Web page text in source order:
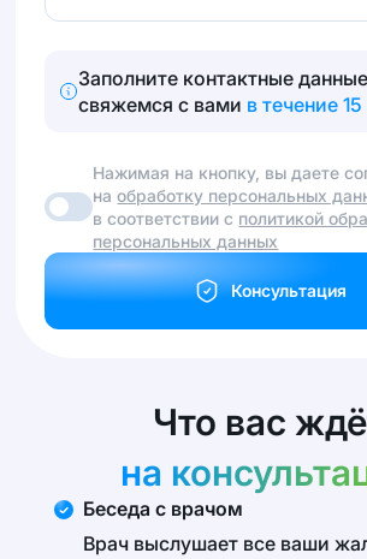
Заполните контактные
свяжемся с вами в течение
Нажимая на кнопку, вы даете
наобработку персональных
в соответствии с политикой
персональных данных
Консультация
Что вас
на
Беседа с врачом
Врач выслушает все ваши